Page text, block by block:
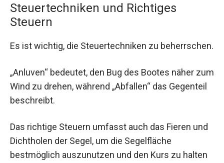
Steuertechniken und Richtiges
Steuern
Es ist wichtig, die Steuertechniken zu beherrschen.
„Anluven“ bedeutet, den Bug des Bootes näher zum
Wind zu drehen, während „Abfallen“ das Gegenteil
beschreibt.
Das richtige Steuern umfasst auch das Fieren und
Dichtholen der Segel, um die Segelfläche
bestmöglich auszunutzen und den Kurs zu halten